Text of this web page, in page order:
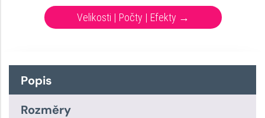
Popis
Rozměry